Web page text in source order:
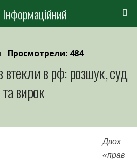
Просмотрели: 484
втекли в рф: розшук, суд
та вирок
Двох
«прав